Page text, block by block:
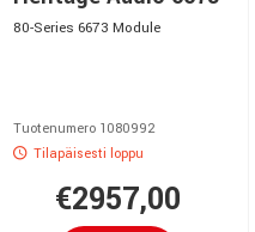
80-Series 6673 Module
Tuotenumero 1080992
Tilapäisesti loppu
€2957,00